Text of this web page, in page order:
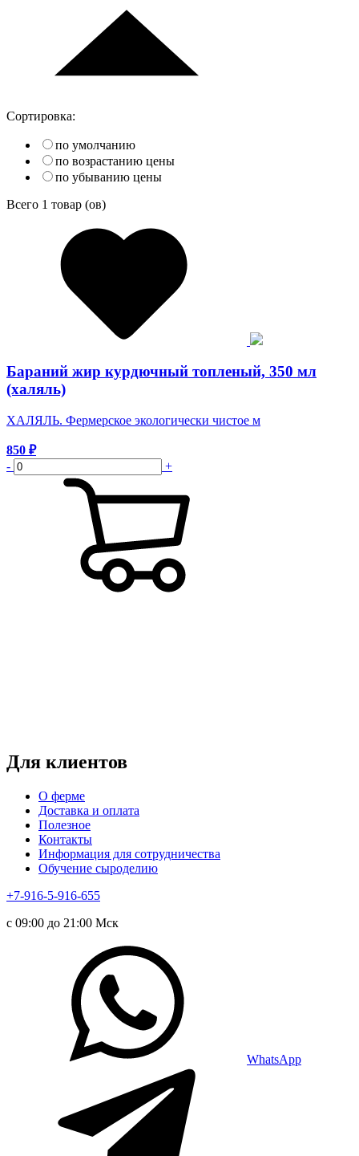
Сортировка:
по умолчанию
по возрастанию цены
по убыванию цены
Всего 1 товар (ов)
Бараний жир курдючный топленый, 350 мл
(халяль)
ХАЛЯЛЬ. Фермерское экологически чистое м
850 ₽
-
+
Для клиентов
О ферме
Доставка и оплата
Полезное
Контакты
Информация для сотрудничества
Обучение сыроделию
+7-916-5-916-655
с 09:00 до 21:00 Мск
WhatsApp